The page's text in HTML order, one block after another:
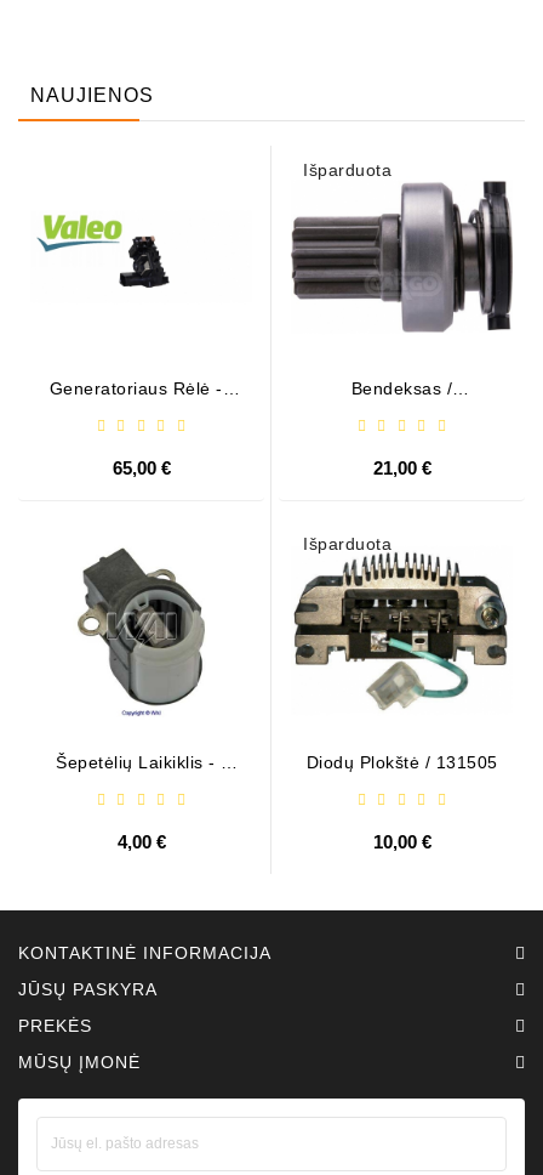
NAUJIENOS
Generatoriaus Rėlė - /
65,00 €
Šepetėlių Laikiklis - /
4,00 €
Išparduota
Bendeksas /
21,00 €
Išparduota
Diodų Plokštė / 131505
10,00 €
KONTAKTINĖ INFORMACIJA
JŪSŲ PASKYRA
PREKĖS
MŪSŲ ĮMONĖ